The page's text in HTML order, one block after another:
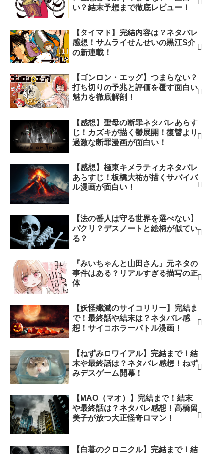
い？結末予想まで徹底レビュー！
【タイマド】完結内容は？ネタバレ
感想！サムライせんせいの黒江S介
の新連載！
【ゴンロン・エッグ】つまらない？
打ち切りの予兆と評価を覆す面白い
魅力を徹底解剖！
【感想】聖母の断罪ネタバレあらす
じ！カズキが描く鬱展開！復讐より
過激な断罪漫画が面白い！
【感想】極東キメラティカネタバレ
あらすじ！板橋大祐が描くサバイバ
ル漫画が面白い！
【法の番人は守る世界を選べない】
パクリ？デスノートと絵柄が似てい
る？
『みいちゃんと山田さん』元ネタの
事件はある？リアルすぎる描写の正
体
【妖怪殲滅のサイコリリー】完結ま
で！最終話や結末は？ネタバレ感
想！サイコホラーバトル漫画！
【ねずみロワイアル】完結まで！結
末や最終話は？ネタバレ感想！ねず
みデスゲーム開幕！
【MAO（マオ）】完結まで！結末
や最終話は？ネタバレ感想！高橋留
美子が放つ大正怪奇ロマン！
【白暮のクロニクル】完結まで！結